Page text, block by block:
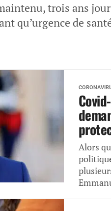
trois ans
qu’urgence de
Alors